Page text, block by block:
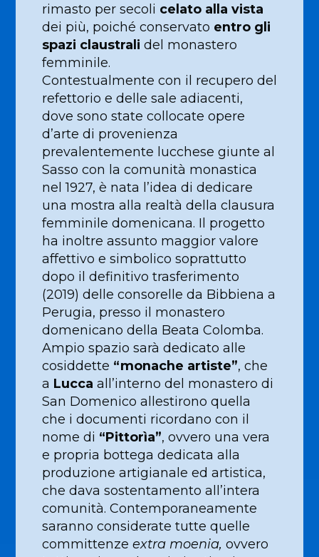
rimasto per secoli celato alla vista
dei più, poiché conservato entro gli
spazi claustrali del monastero
femminile.
Contestualmente con il recupero del
refettorio e delle sale adiacenti,
dove sono state collocate opere
d’arte di provenienza
prevalentemente lucchese giunte al
Sasso con la comunità monastica
nel 1927, è nata l’idea di dedicare
una mostra alla realtà della clausura
femminile domenicana. Il progetto
ha inoltre assunto maggior valore
affettivo e simbolico soprattutto
dopo il definitivo trasferimento
(2019) delle consorelle da Bibbiena a
Perugia, presso il monastero
domenicano della Beata Colomba.
Ampio spazio sarà dedicato alle
cosiddette “monache artiste”, che
a Lucca all’interno del monastero di
San Domenico allestirono quella
che i documenti ricordano con il
nome di “Pittorìa”, ovvero una vera
e propria bottega dedicata alla
produzione artigianale ed artistica,
che dava sostentamento all’intera
comunità. Contemporaneamente
saranno considerate tutte quelle
committenze extra moenia, ovvero